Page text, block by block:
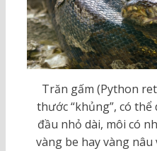
Trăn gấm (Python
thước “khủng”, có thể
đầu nhỏ dài, môi có
vàng be hay vàng